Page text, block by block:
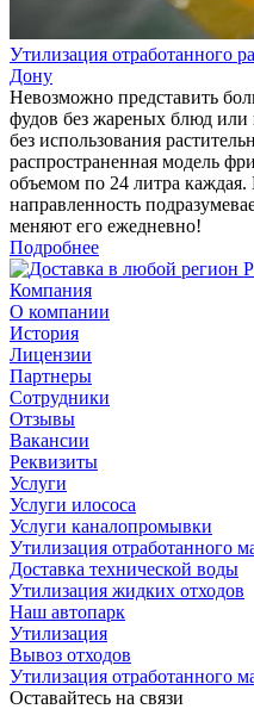
Утилизация отработанного
Дону
Невозможно представить
фудов без жареных блюд или
без использования
распространенная модель
объемом по 24 литра каждая.
направленность
меняют его ежедневно!
Подробнее
Компания
О компании
История
Лицензии
Партнеры
Сотрудники
Отзывы
Вакансии
Реквизиты
Услуги
Услуги илососа
Услуги каналопромывки
Утилизация отработанного
Доставка технической воды
Утилизация жидких отходов
Наш автопарк
Утилизация
Вывоз отходов
Утилизация отработанного
Оставайтесь на связи